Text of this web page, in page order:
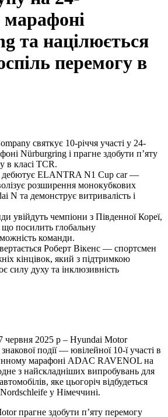
та націлюється
перемогу в
святкує 10-річчя участі у 24-
Nürburgring і прагне здобути п’яту
в класі TCR.
дебютує ELANTRA N1 Cup car —
розширення монокубкових
N та демонструє витривалість і
увійдуть чемпіони з Південної Кореї,
посилить глобальну
команди.
Роберт Вікенс — спортсмен
кінцівок, який з підтримкою
силу духу та інклюзивність
2025 р – Hyundai Motor
події — ювілейної 10-ї участі в
марафоні ADAC RAVENOL на
з найскладніших випробувань для
яке цьогоріч відбудеться
у Німеччині.
прагне здобути п’яту перемогу